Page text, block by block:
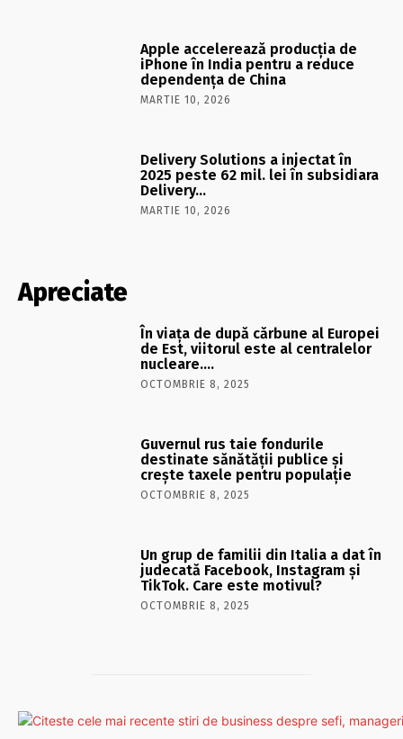
Apple accelerează producția de
iPhone în India pentru a reduce
dependența de China
MARTIE 10, 2026
Delivery Solutions a injectat în
2025 peste 62 mil. lei în subsidiara
Delivery…
MARTIE 10, 2026
Apreciate
În viaţa de după cărbune al Europei
de Est, viitorul este al centralelor
nucleare….
OCTOMBRIE 8, 2025
Guvernul rus taie fondurile
destinate sănătății publice și
crește taxele pentru populație
OCTOMBRIE 8, 2025
Un grup de familii din Italia a dat în
judecată Facebook, Instagram și
TikTok. Care este motivul?
OCTOMBRIE 8, 2025